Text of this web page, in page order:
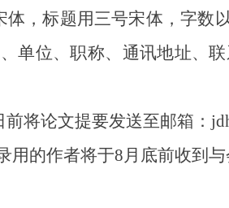
标题用三号宋体，字数
单位、职称、通讯地址、
论文提要发送至邮箱：
的作者将于8月底前收到与